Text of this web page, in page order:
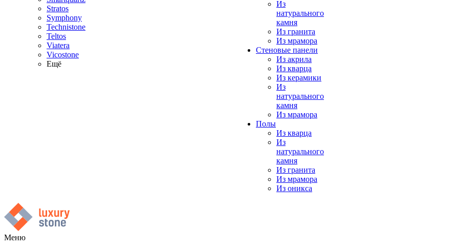
Stratos
Symphony
Technistone
Teltos
Viatera
Vicostone
Ещё
Из
натурального
камня
Из гранита
Из мрамора
Стеновые панели
Из акрила
Из кварца
Из керамики
Из
натурального
камня
Из мрамора
Полы
Из кварца
Из
натурального
камня
Из гранита
Из мрамора
Из оникса
Меню